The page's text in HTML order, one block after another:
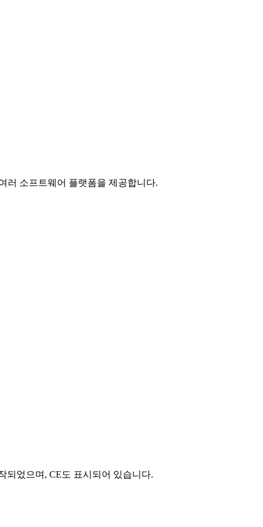
러 소프트웨어 플랫폼을 제공합니다.
되었으며, CE도 표시되어 있습니다.